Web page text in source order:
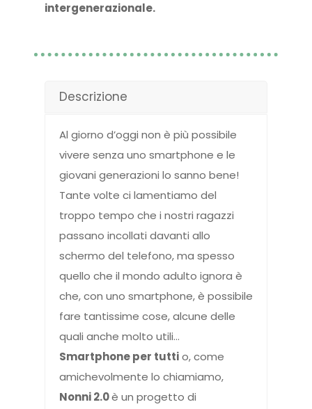
intergenerazionale.
Descrizione
Al giorno d’oggi non è più possibile
vivere senza uno smartphone e le
giovani generazioni lo sanno bene!
Tante volte ci lamentiamo del
troppo tempo che i nostri ragazzi
passano incollati davanti allo
schermo del telefono, ma spesso
quello che il mondo adulto ignora è
che, con uno smartphone, è possibile
fare tantissime cose, alcune delle
quali anche molto utili…
Smartphone per tuttio, come
amichevolmente lo chiamiamo,
Nonni 2.0è un progetto di